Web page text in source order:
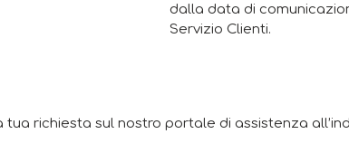
dalla data di
Servizio Clienti.
richiesta sul nostro portale di assistenza